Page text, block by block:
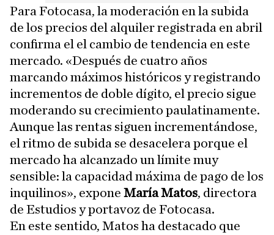
Para Fotocasa, la moderación en la subida
de los precios del alquiler registrada en abril
confirma el el cambio de tendencia en este
mercado. «Después de cuatro años
marcando máximos históricos y registrando
incrementos de doble dígito, el precio sigue
moderando su crecimiento paulatinamente.
Aunque las rentas siguen incrementándose,
el ritmo de subida se desacelera porque el
mercado ha alcanzado un límite muy
sensible: la capacidad máxima de pago de los
inquilinos», expone María Matos, directora
de Estudios y portavoz de Fotocasa.
En este sentido, Matos ha destacado que